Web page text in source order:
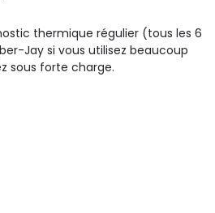
thermique régulier (tous les 6
Jay si vous utilisez beaucoup
sous forte charge.